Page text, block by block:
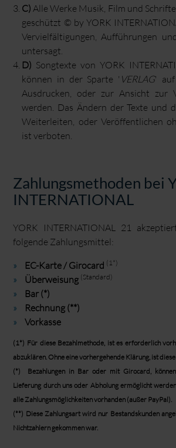
C) Alle Werke Musik, Film und
geschützt © by YORK
Vervielfältigungen, Aufführungen
untersagt.
D) Songtexte von YORK
können in der Sparte ' VERLAG' auf
Ausdrucken, oder zur Ansicht zur
werden. Das Ändern der Texte und
Weiterleiten, oder Veröffentlichen
ist verboten.
Zahlungsmethoden bei
INTERNATIONAL
YORK INTERNATIONAL 21
folgende Zahlungsmittel:
EC-Karte / Girocard (1*)
Überweisung (Standard)
Bar (*)
Rechnung (**)
Vorkasse
(1*) Für diese Bezahlmethode, ist es erforderlich
abzuklären. Ohne eine vorhergehende Klärung, ist
(*) Bezahlungen in Bar oder mit Girocard,
Lieferung durch uns oder Abholung ermöglicht
alle Zahlungsmöglichkeiten vorhanden (außer PayPal).
(**) Diese Zahlungsart wird nur Bestandskunden
Nichtzahlern gekommen war.